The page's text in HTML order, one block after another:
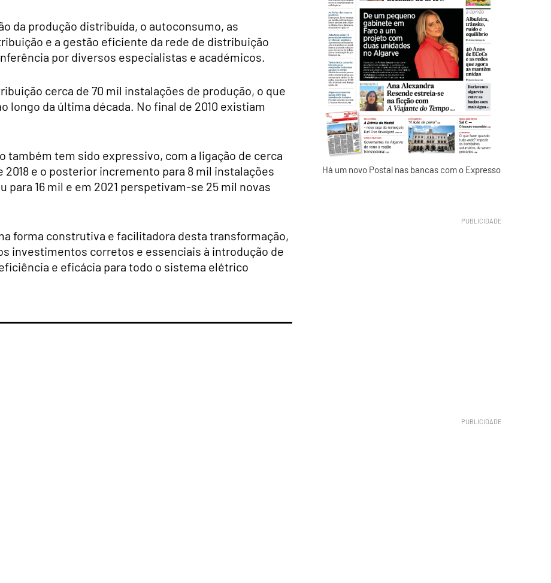
da produção distribuída, o autoconsumo, as
e a gestão eficiente da rede de distribuição
por diversos especialistas e académicos.
cerca de 70 mil instalações de produção, o que
longo da última década. No final de 2010 existiam
também tem sido expressivo, com a ligação de cerca
2018 e o posterior incremento para 8 mil instalações
para 16 mil e em 2021 perspetivam-se 25 mil novas
forma construtiva e facilitadora desta transformação,
investimentos corretos e essenciais à introdução de
e eficácia para todo o sistema elétrico
Há um novo Postal nas bancas com o Expresso